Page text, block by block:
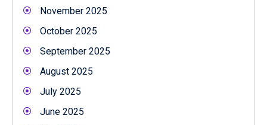
November 2025
October 2025
September 2025
August 2025
July 2025
June 2025